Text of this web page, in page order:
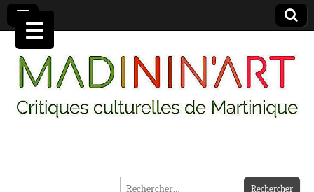
MADININ'ART
Rechercher :